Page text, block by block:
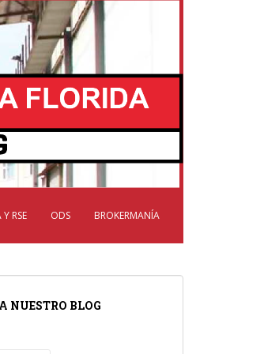
Y RSE ODS BROKERMANÍA
NUESTRO BLOG